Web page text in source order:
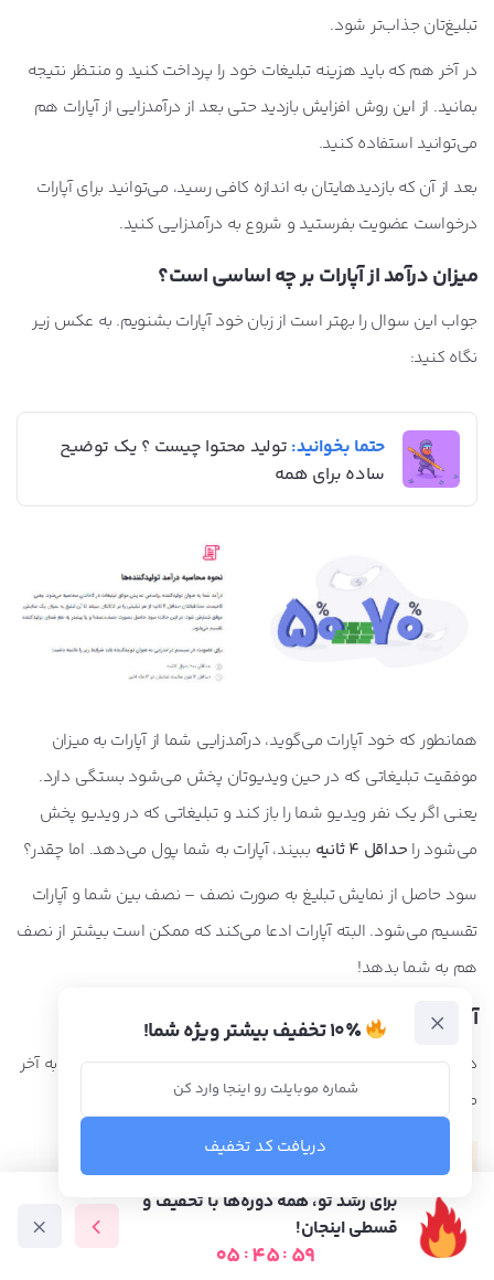
تبلیغ‌تان جذاب‌تر شود.
در آخر هم که باید هزینه تبلیغات خود را پرداخت کنید و منتظر نتیجه
بمانید. از این روش افزایش بازدید حتی بعد از درآمدزایی از آپارات هم
می‌توانید استفاده کنید.
بعد از آن که بازدیدهایتان به اندازه کافی رسید، می‌توانید برای آپارات
درخواست عضویت بفرستید و شروع به درآمدزایی کنید.
میزان درآمد از آپارات بر چه اساسی است؟
جواب این سوال را بهتر است از زبان خود آپارات بشنویم. به عکس زیر
نگاه کنید:
حتما بخوانید: تولید محتوا چیست ؟ یک توضیح
ساده برای همه
همانطور که خود آپارات می‌گوید، درآمدزایی شما از آپارات به میزان
موفقیت تبلیغاتی که در حین ویدیوتان پخش می‌شود بستگی دارد.
یعنی اگر یک نفر ویدیو شما را باز کند و تبلیغاتی که در ویدیو پخش
می‌شود را حداقل 4 ثانیه
ببیند، آپارات به شما پول می‌دهد. اما چقدر؟
سود حاصل از نمایش تبلیغ به صورت نصف – نصف بین شما و آپارات
تقسیم می‌شود. البته آپارات ادعا می‌کند که ممکن است بیشتر از نصف
هم به شما بدهد!
آپارات به ازای هر بازدید چقدر می دهد؟
درآمد از آپارات کاملاً به صورت سیستمی تعیین می‌شود و هر چه به آخر
ماه نزدیک‌تر می‌شویم، رقم درآمدتان بالاتر می‌رود.
۱۰٪ تخفیف بیشتر ویژه شما!
دریافت کد تخفیف
برای رشد تو، همه دوره‌ها با تخفیف و
قسطی اینجان!
05 :45: 57 دوره آموزشی متخصص ها فرصت شغلی